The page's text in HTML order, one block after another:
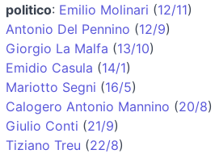
politico: Emilio Molinari (12/11)
Antonio Del Pennino (12/9)
Giorgio La Malfa (13/10)
Emidio Casula (14/1)
Mariotto Segni (16/5)
Calogero Antonio Mannino (20/8)
Giulio Conti (21/9)
Tiziano Treu (22/8)